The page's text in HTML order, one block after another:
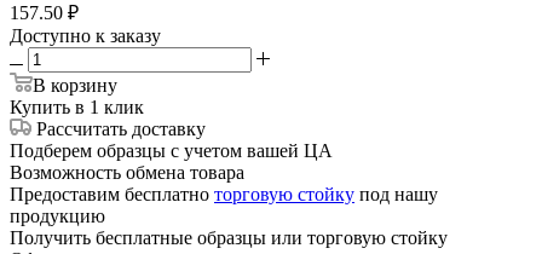
157.50 ₽
Доступно к заказу
В корзину
Купить в 1 клик
Рассчитать доставку
Подберем образцы с учетом вашей ЦА
Возможность обмена товара
Предоставим бесплатно торговую стойку под нашу
продукцию
Получить бесплатные образцы или торговую стойку